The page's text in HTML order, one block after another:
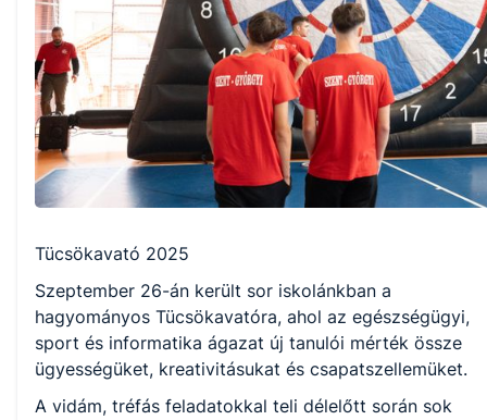
Tücsökavató 2025
Szeptember 26-án került sor iskolánkban a
hagyományos Tücsökavatóra, ahol az egészségügyi,
sport és informatika ágazat új tanulói mérték össze
ügyességüket, kreativitásukat és csapatszellemüket.
A vidám, tréfás feladatokkal teli délelőtt során sok